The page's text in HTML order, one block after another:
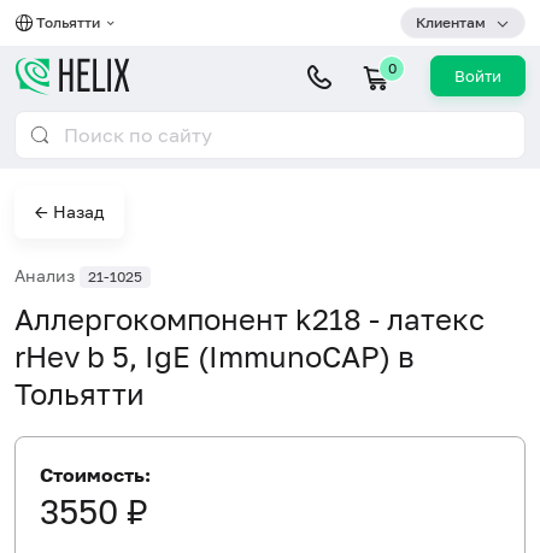
Тольятти Клиентам
0 Войти
← Назад
Анализ 21-1025
Аллергокомпонент k218 - латекс
rHev b 5, IgE (ImmunoCAP) в
Тольятти
Стоимость:
3550 ₽